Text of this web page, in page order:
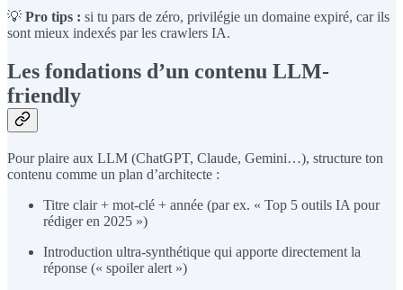
💡 Pro tips : si tu pars de zéro, privilégie un domaine expiré, car ils
sont mieux indexés par les crawlers IA.
Les fondations d’un contenu LLM-
friendly
Pour plaire aux LLM (ChatGPT, Claude, Gemini…), structure ton
contenu comme un plan d’architecte :
Titre clair + mot-clé + année (par ex. « Top 5 outils IA pour
rédiger en 2025 »)
Introduction ultra-synthétique qui apporte directement la
réponse (« spoiler alert »)